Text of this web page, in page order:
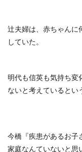
辻夫婦は、赤ちゃんに
していた。
明代も信英も気持ち変
ないと考えているとい
今橋『疾患があるお子
家庭なんていないと思